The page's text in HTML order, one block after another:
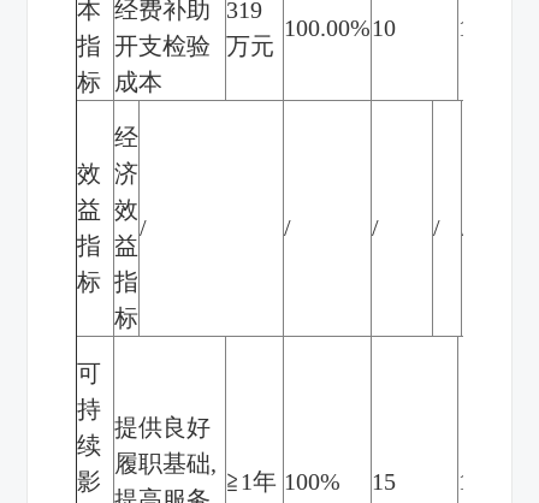
本
指
标
经费补助
开支检验
成本
319
万元
100.00%10 10
效
益
指
标
经
济
效
益
指
标
/ / / / /
可
持
续
影
提供良好
履职基础,
≧1年 100% 15 15